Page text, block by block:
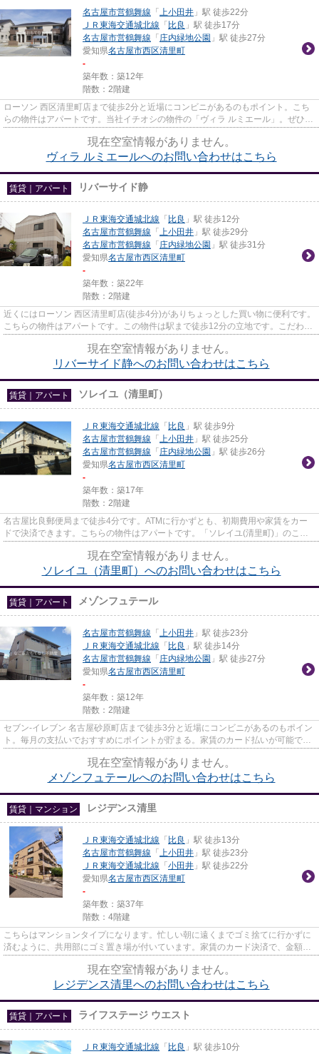
名古屋市営鶴舞線 「 上小田井 」駅 徒歩22分
ＪＲ東海交通城北線 「 比良 」駅 徒歩17分
名古屋市営鶴舞線 「 庄内緑地公園 」駅 徒歩27分
愛知県名古屋市西区清里町
-
築年数：築12年
階数：2階建
ローソン 西区清里町店まで徒歩2分と近場にコンビニがあるのもポイント。こち
らの物件はアパートです。当社イチオシの物件の「ヴィラ ルミエール」。ぜひ一
現在空室情報がありません。
ヴィラ ルミエールへのお問い合わせはこちら
賃貸｜アパート リバーサイド静
ＪＲ東海交通城北線 「 比良 」駅 徒歩12分
名古屋市営鶴舞線 「 上小田井 」駅 徒歩29分
名古屋市営鶴舞線 「 庄内緑地公園 」駅 徒歩31分
愛知県名古屋市西区清里町
-
築年数：築22年
階数：2階建
近くにはローソン 西区清里町店(徒歩4分)がありちょっとした買い物に便利です。
こちらの物件はアパートです。この物件は駅まで徒歩12分の立地です。こだわり
現在空室情報がありません。
リバーサイド静へのお問い合わせはこちら
賃貸｜アパート ソレイユ（清里町）
ＪＲ東海交通城北線 「 比良 」駅 徒歩9分
名古屋市営鶴舞線 「 上小田井 」駅 徒歩25分
名古屋市営鶴舞線 「 庄内緑地公園 」駅 徒歩26分
愛知県名古屋市西区清里町
-
築年数：築17年
階数：2階建
名古屋比良郵便局まで徒歩4分です。ATMに行かずとも、初期費用や家賃をカー
ドで決済できます。こちらの物件はアパートです。「ソレイユ(清里町)」のここ
現在空室情報がありません。
ソレイユ（清里町）へのお問い合わせはこちら
賃貸｜アパート メゾンフュテール
名古屋市営鶴舞線 「 上小田井 」駅 徒歩23分
ＪＲ東海交通城北線 「 比良 」駅 徒歩14分
名古屋市営鶴舞線 「 庄内緑地公園 」駅 徒歩27分
愛知県名古屋市西区清里町
-
築年数：築12年
階数：2階建
セブン‐イレブン 名古屋砂原町店まで徒歩3分と近場にコンビニがあるのもポイン
ト。毎月の支払いでおすすめにポイントが貯まる。家賃のカード払いが可能で
現在空室情報がありません。
メゾンフュテールへのお問い合わせはこちら
賃貸｜マンション レジデンス清里
ＪＲ東海交通城北線 「 比良 」駅 徒歩13分
名古屋市営鶴舞線 「 上小田井 」駅 徒歩23分
ＪＲ東海交通城北線 「 小田井 」駅 徒歩22分
愛知県名古屋市西区清里町
-
築年数：築37年
階数：4階建
こちらはマンションタイプになります。忙しい朝に遠くまでゴミ捨てに行かずに
済むように、共用部にゴミ置き場が付いています。家賃のカード決済で、金額に
現在空室情報がありません。
レジデンス清里へのお問い合わせはこちら
賃貸｜アパート ライフステージ ウエスト
ＪＲ東海交通城北線 「 比良 」駅 徒歩10分